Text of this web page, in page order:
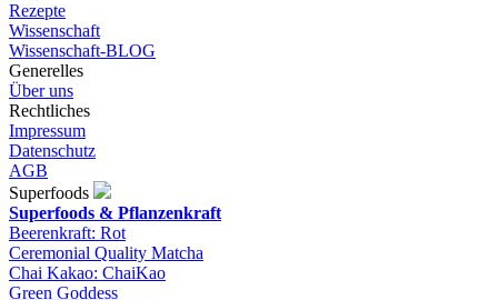
Rezepte
Wissenschaft
Wissenschaft-BLOG
Generelles
Über uns
Rechtliches
Impressum
Datenschutz
AGB
Superfoods
Superfoods & Pflanzenkraft
Beerenkraft: Rot
Ceremonial Quality Matcha
Chai Kakao: ChaiKao
Green Goddess